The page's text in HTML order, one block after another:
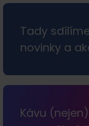
Tady
novinky a
Kávu